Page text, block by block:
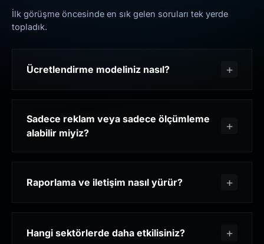
İlk görüşme öncesinde en sık gelen soruları tek yerde
topladık.
Ücretlendirme modeliniz nasıl?
Sadece reklam veya sadece ölçümleme
alabilir miyiz?
Raporlama ve iletişim nasıl yürür?
Hangi sektörlerde daha etkilisiniz?